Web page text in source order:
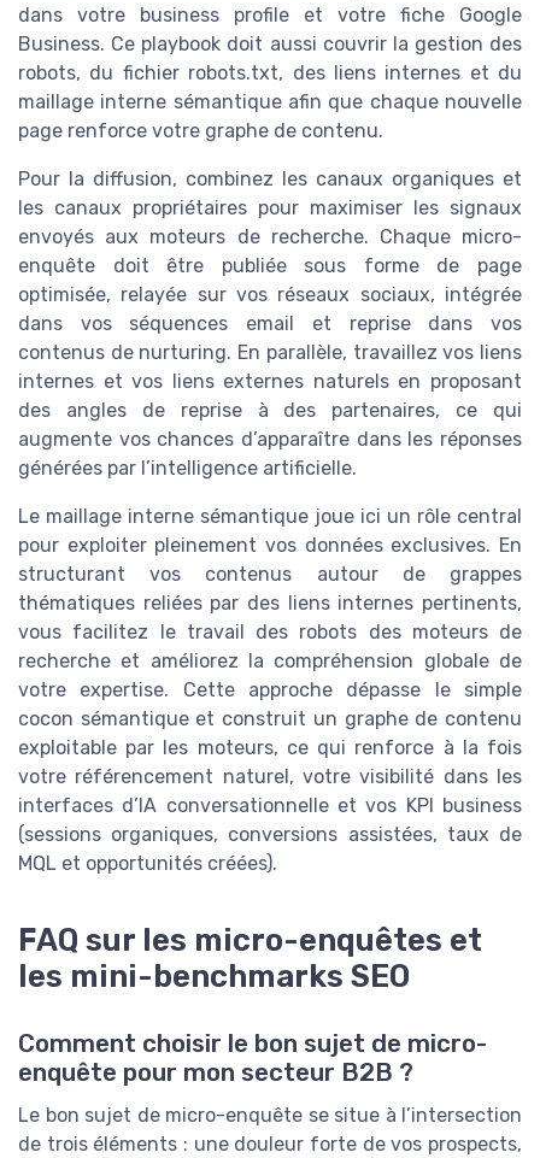
dans votre business profile et votre fiche Google
Business. Ce playbook doit aussi couvrir la gestion des
robots, du fichier robots.txt, des liens internes et du
maillage interne sémantique afin que chaque nouvelle
page renforce votre graphe de contenu.
Pour la diffusion, combinez les canaux organiques et
les canaux propriétaires pour maximiser les signaux
envoyés aux moteurs de recherche. Chaque micro-
enquête doit être publiée sous forme de page
optimisée, relayée sur vos réseaux sociaux, intégrée
dans vos séquences email et reprise dans vos
contenus de nurturing. En parallèle, travaillez vos liens
internes et vos liens externes naturels en proposant
des angles de reprise à des partenaires, ce qui
augmente vos chances d’apparaître dans les réponses
générées par l’intelligence artificielle.
Le maillage interne sémantique joue ici un rôle central
pour exploiter pleinement vos données exclusives. En
structurant vos contenus autour de grappes
thématiques reliées par des liens internes pertinents,
vous facilitez le travail des robots des moteurs de
recherche et améliorez la compréhension globale de
votre expertise. Cette approche dépasse le simple
cocon sémantique et construit un graphe de contenu
exploitable par les moteurs, ce qui renforce à la fois
votre référencement naturel, votre visibilité dans les
interfaces d’IA conversationnelle et vos KPI business
(sessions organiques, conversions assistées, taux de
MQL et opportunités créées).
FAQ sur les micro-enquêtes et
les mini-benchmarks SEO
Comment choisir le bon sujet de micro-
enquête pour mon secteur B2B ?
Le bon sujet de micro-enquête se situe à l’intersection
de trois éléments : une douleur forte de vos prospects,